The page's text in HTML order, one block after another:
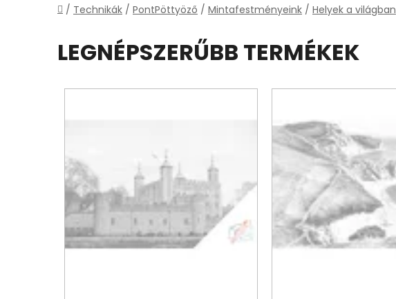
Kezdőlap
/ Technikák / PontPöttyöző / Mintafestményeink / Helyek a világban
LEGNÉPSZERŰBB TERMÉKEK